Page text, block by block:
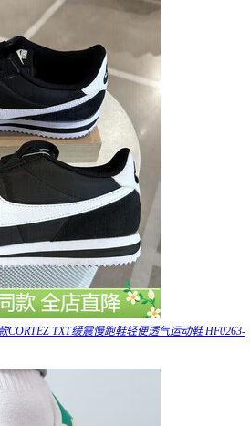
CORTEZ TXT缓震慢跑鞋轻便透气运动鞋 HF0263-